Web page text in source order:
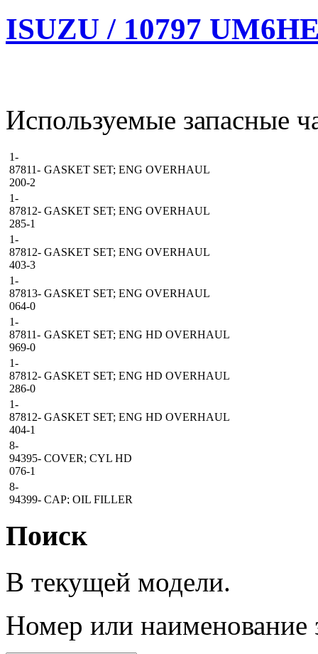
ISUZU / 10797
Используемые запасные
1-
87811-
200-2
GASKET SET; ENG OVERHAUL
1-
87812-
285-1
GASKET SET; ENG OVERHAUL
1-
87812-
403-3
GASKET SET; ENG OVERHAUL
1-
87813-
064-0
GASKET SET; ENG OVERHAUL
1-
87811-
969-0
GASKET SET; ENG HD OVERHAUL
1-
87812-
286-0
GASKET SET; ENG HD OVERHAUL
1-
87812-
404-1
GASKET SET; ENG HD OVERHAUL
8-
94395-
076-1
COVER; CYL HD
8-
94399- CAP; OIL FILLER
8-
94399- GASKET; OIL FILLER
2828-
0835-0
BOLT; HD COVER
2868-
0835-0
BOLT; HD COVER
Поиск
В текущей модели.
Номер или наименование